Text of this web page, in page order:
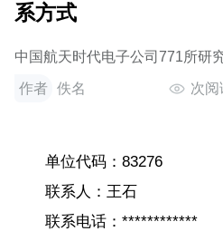
系方式
中国航天时代电子公司771所研
作者 佚名 次阅
单位代码：83276
联系人：王石
联系电话：************